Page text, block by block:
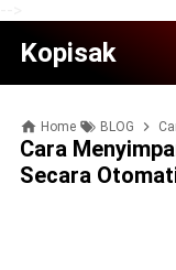
Kopisak
Home BLOG
Cara
Secara